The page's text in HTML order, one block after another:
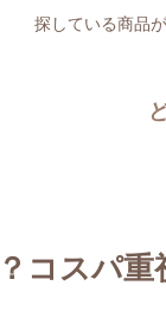
探している商品
コスパ重